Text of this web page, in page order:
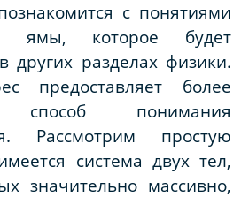
с понятиями
ямы, которое будет
других разделах физики.
предоставляет более
способ понимания
Рассмотрим простую
система двух тел,
значительно массивно,